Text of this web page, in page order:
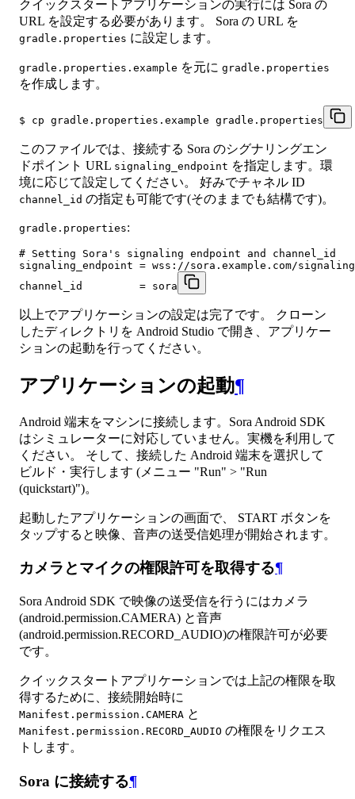
クイックスタートアプリケーションの実行には Sora の
URL を設定する必要があります。 Sora の URL を
gradle.properties に設定します。
gradle.properties.example を元に gradle.properties
を作成します。
$ cp gradle.properties.example gradle.properties
このファイルでは、接続する Sora のシグナリングエン
ドポイント URL signaling_endpoint を指定します。環
境に応じて設定してください。 好みでチャネル ID
channel_id の指定も可能です(そのままでも結構です)。
gradle.properties:
# Setting Sora's signaling endpoint and channel_id
signaling_endpoint = wss://sora.example.com/signaling
channel_id         = sora
以上でアプリケーションの設定は完了です。 クローン
したディレクトリを Android Studio で開き、アプリケー
ションの起動を行ってください。
アプリケーションの起動¶
Android 端末をマシンに接続します。Sora Android SDK
はシミュレーターに対応していません。実機を利用して
ください。 そして、接続した Android 端末を選択して
ビルド・実行します (メニュー "Run" > "Run
(quickstart)")。
起動したアプリケーションの画面で、 START ボタンを
タップすると映像、音声の送受信処理が開始されます。
カメラとマイクの権限許可を取得する¶
Sora Android SDK で映像の送受信を行うにはカメラ
(android.permission.CAMERA) と音声
(android.permission.RECORD_AUDIO)の権限許可が必要
です。
クイックスタートアプリケーションでは上記の権限を取
得するために、接続開始時に
Manifest.permission.CAMERA と
Manifest.permission.RECORD_AUDIO の権限をリクエス
トします。
Sora に接続する¶